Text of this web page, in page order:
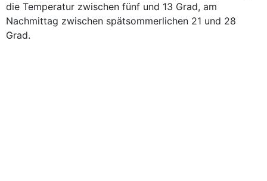
die Temperatur zwischen fünf und 13 Grad, am
Nachmittag zwischen spätsommerlichen 21 und 28
Grad.